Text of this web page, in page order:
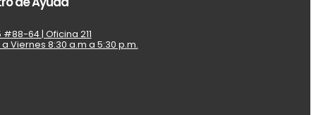
#88-64 | Oficina 211
a Viernes 8:30 a.m a 5:30 p.m.